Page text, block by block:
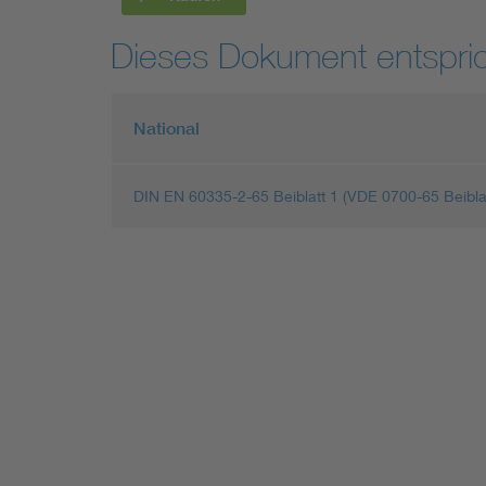
Dieses Dokument
National
DIN EN 60335-2-65 Beiblatt 1 (VDE 0700-65